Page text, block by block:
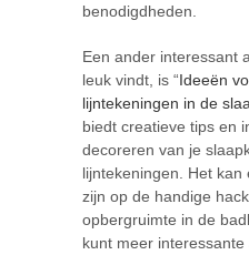
benodigdheden.
Een ander interessant
leuk vindt, is “Ideeën
lijntekeningen in de
biedt creatieve tips en
decoreren van je
lijntekeningen. Het kan
zijn op de handige
opbergruimte in de
kunt meer